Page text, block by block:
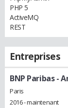
PHP 5
ActiveMQ
REST
Entreprises
BNP Paribas-
Paris
2016 - maintenant